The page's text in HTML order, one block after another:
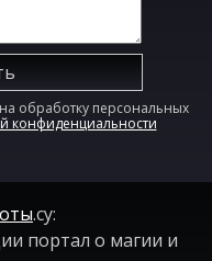
обработку персональных
конфиденциальности
.су:
портал о магии и